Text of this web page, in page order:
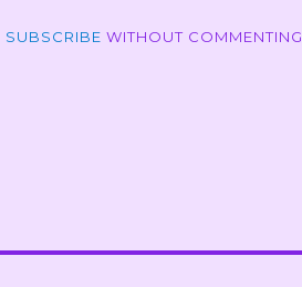
SUBSCRIBE WITHOUT COMMENTING.